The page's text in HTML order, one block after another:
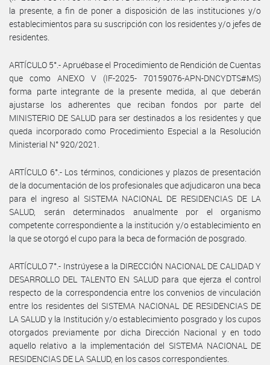
la presente, a fin de poner a disposición de las instituciones y/o
establecimientos para su suscripción con los residentes y/o jefes de
residentes.
ARTÍCULO 5°.- Apruébase el Procedimiento de Rendición de Cuentas
que como ANEXO V (IF-2025- 70159076-APN-DNCYDTS#MS)
forma parte integrante de la presente medida, al que deberán
ajustarse los adherentes que reciban fondos por parte del
MINISTERIO DE SALUD para ser destinados a los residentes y que
queda incorporado como Procedimiento Especial a la Resolución
Ministerial N° 920/2021.
ARTÍCULO 6°.- Los términos, condiciones y plazos de presentación
de la documentación de los profesionales que adjudicaron una beca
para el ingreso al SISTEMA NACIONAL DE RESIDENCIAS DE LA
SALUD, serán determinados anualmente por el organismo
competente correspondiente a la institución y/o establecimiento en
la que se otorgó el cupo para la beca de formación de posgrado.
ARTÍCULO 7°.- Instrúyese a la DIRECCIÓN NACIONAL DE CALIDAD Y
DESARROLLO DEL TALENTO EN SALUD para que ejerza el control
respecto de la correspondencia entre los convenios de vinculación
entre los residentes del SISTEMA NACIONAL DE RESIDENCIAS DE
LA SALUD y la Institución y/o establecimiento posgrado y los cupos
otorgados previamente por dicha Dirección Nacional y en todo
aquello relativo a la implementación del SISTEMA NACIONAL DE
RESIDENCIAS DE LA SALUD, en los casos correspondientes.